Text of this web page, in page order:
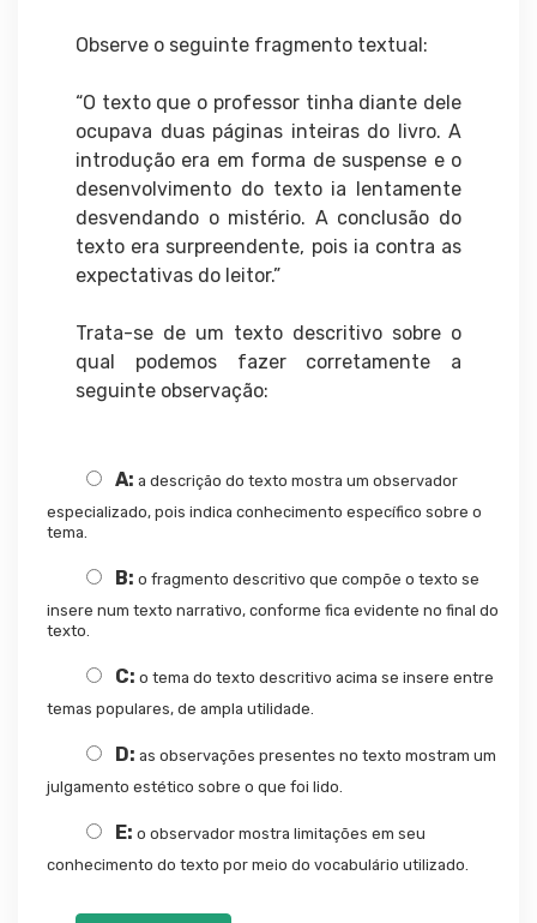
Observe o seguinte fragmento textual:
“O texto que o professor tinha diante dele
ocupava duas páginas inteiras do livro. A
introdução era em forma de suspense e o
desenvolvimento do texto ia lentamente
desvendando o mistério. A conclusão do
texto era surpreendente, pois ia contra as
expectativas do leitor.”
Trata-se de um texto descritivo sobre o
qual podemos fazer corretamente a
seguinte observação:
A: a descrição do texto mostra um observador
especializado, pois indica conhecimento específico sobre o
tema.
B: o fragmento descritivo que compõe o texto se
insere num texto narrativo, conforme fica evidente no final do
texto.
C: o tema do texto descritivo acima se insere entre
temas populares, de ampla utilidade.
D: as observações presentes no texto mostram um
julgamento estético sobre o que foi lido.
E: o observador mostra limitações em seu
conhecimento do texto por meio do vocabulário utilizado.